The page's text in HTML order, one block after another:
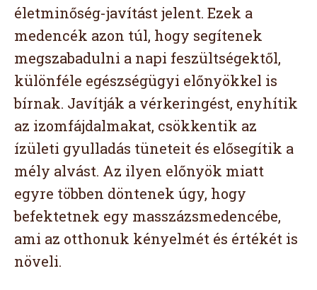
életminőség-javítást jelent. Ezek a
medencék azon túl, hogy segítenek
megszabadulni a napi feszültségektől,
különféle egészségügyi előnyökkel is
bírnak. Javítják a vérkeringést, enyhítik
az izomfájdalmakat, csökkentik az
ízületi gyulladás tüneteit és elősegítik a
mély alvást. Az ilyen előnyök miatt
egyre többen döntenek úgy, hogy
befektetnek egy masszázsmedencébe,
ami az otthonuk kényelmét és értékét is
növeli.